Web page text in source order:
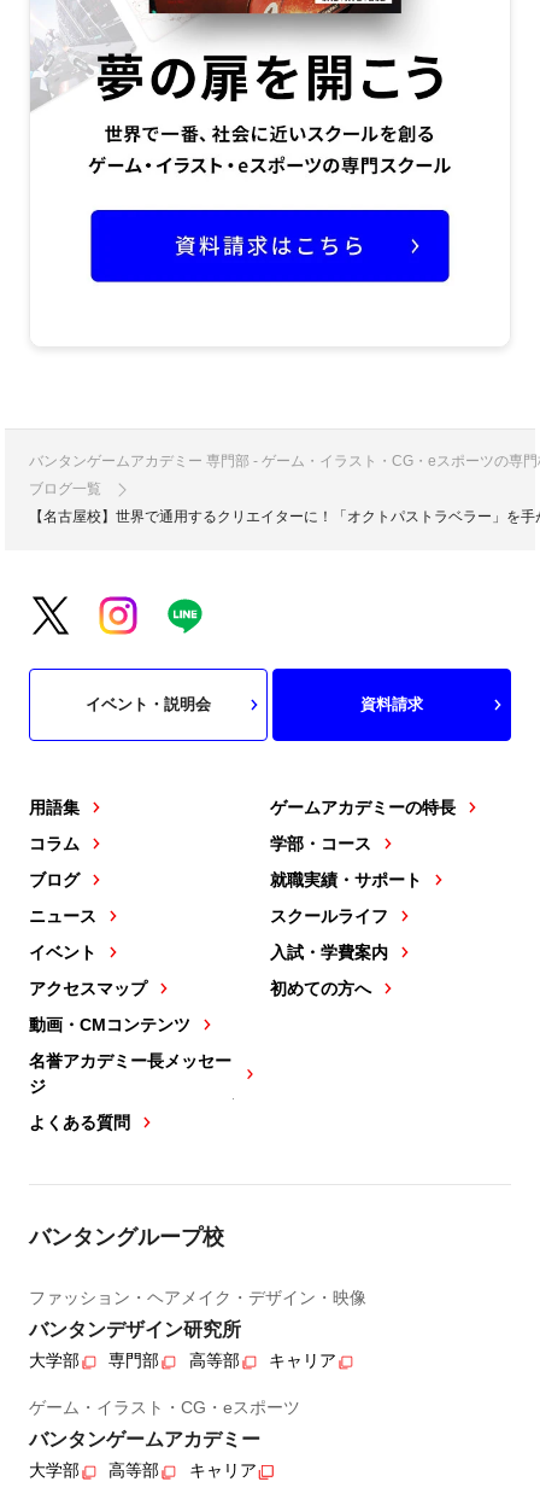
バンタンゲームアカデミー 専門部 - ゲーム・イラスト・CG・eスポーツの専
ブログ一覧
【名古屋校】世界で通用するクリエイターに！「オクトパストラベラー」
用語集
コラム
ブログ
ニュース
イベント
アクセスマップ
動画・CMコンテンツ
名誉アカデミー長メッセー
ジ
よくある質問
ゲームアカデミーの特長
学部・コース
就職実績・サポート
スクールライフ
入試・学費案内
初めての方へ
イベント・説明会 資料請求
バンタングループ校
ファッション・ヘアメイク・デザイン・映像
バンタンデザイン研究所
大学部 専門部 高等部 キャリア
ゲーム・イラスト・CG・eスポーツ
バンタンゲームアカデミー
大学部 高等部 キャリア